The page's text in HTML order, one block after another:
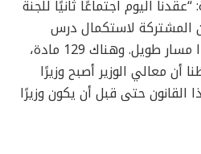
اليوم اجتماعًا ثانيًا للجنة
المشتركة لاستكمال درس
مشروع قانون الإعلام، وهذا مسار طويل. وهناك 129 مادة،
أن معالي الوزير أصبح وزيرًا
القانون حتى قبل أن يكون وزيرًا